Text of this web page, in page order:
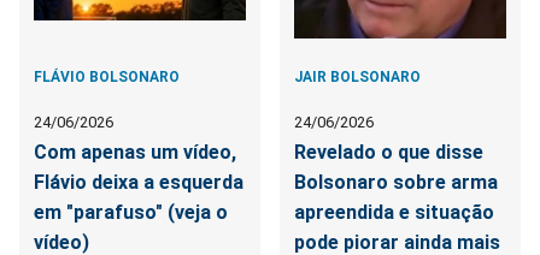
FLÁVIO BOLSONARO
24/06/2026
Com apenas um vídeo,
Flávio deixa a esquerda
em "parafuso" (veja o
vídeo)
JAIR BOLSONARO
24/06/2026
Revelado o que disse
Bolsonaro sobre arma
apreendida e situação
pode piorar ainda mais